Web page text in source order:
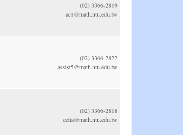
(02) 3366-2819
ac1@math.ntu.edu.tw
(02) 3366-2822
assist5@math.ntu.edu.tw
(02) 3366-2818
celia@math.ntu.edu.tw